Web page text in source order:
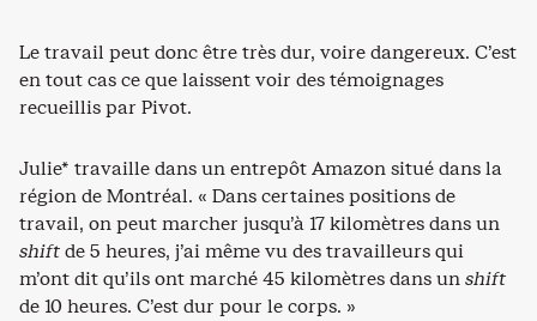
Le travail peut donc être très dur, voire dangereux. C’est
en tout cas ce que laissent voir des témoignages
recueillis par Pivot.
Julie* travaille dans un entrepôt Amazon situé dans la
région de Montréal. « Dans certaines positions de
travail, on peut marcher jusqu’à 17 kilomètres dans un
shiftde 5 heures, j’ai même vu des travailleurs qui
m’ont dit qu’ils ont marché 45 kilomètres dans unshift
de 10 heures. C’est dur pour le corps. »